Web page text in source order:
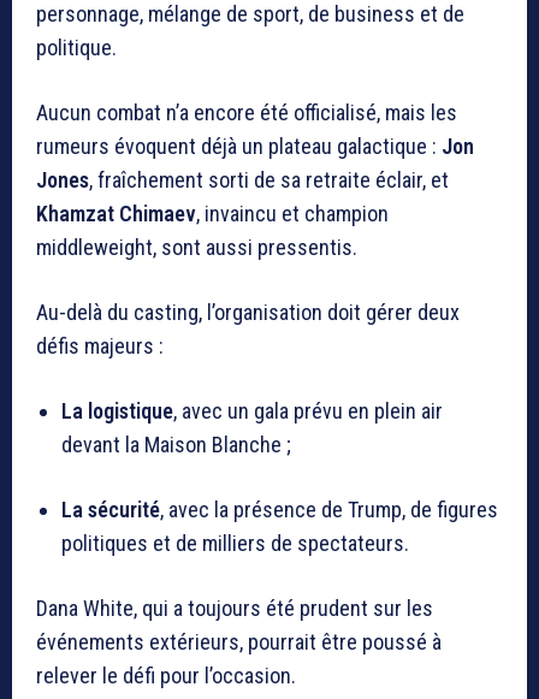
personnage, mélange de sport, de business et de
politique.
Aucun combat n’a encore été officialisé, mais les
rumeurs évoquent déjà un plateau galactique : Jon
Jones, fraîchement sorti de sa retraite éclair, et
Khamzat Chimaev, invaincu et champion
middleweight, sont aussi pressentis.
Au-delà du casting, l’organisation doit gérer deux
défis majeurs :
La logistique, avec un gala prévu en plein air
devant la Maison Blanche ;
La sécurité, avec la présence de Trump, de figures
politiques et de milliers de spectateurs.
Dana White, qui a toujours été prudent sur les
événements extérieurs, pourrait être poussé à
relever le défi pour l’occasion.